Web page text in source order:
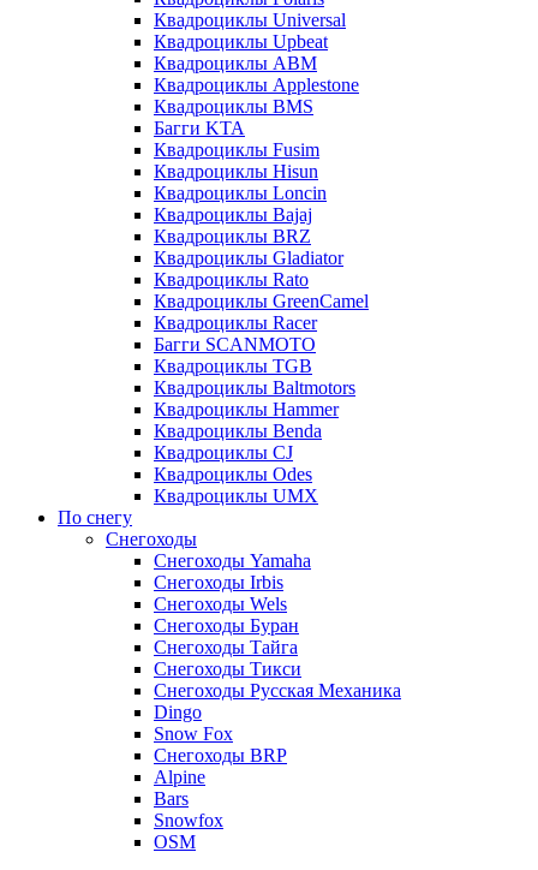
Квадроциклы Universal
Квадроциклы Upbeat
Квадроциклы ABM
Квадроциклы Applestone
Квадроциклы BMS
Багги KTA
Квадроциклы Fusim
Квадроциклы Hisun
Квадроциклы Loncin
Квадроциклы Bajaj
Квадроциклы BRZ
Квадроциклы Gladiator
Квадроциклы Rato
Квадроциклы GreenCamel
Квадроциклы Racer
Багги SCANMOTO
Квадроциклы TGB
Квадроциклы Baltmotors
Квадроциклы Hammer
Квадроциклы Benda
Квадроциклы CJ
Квадроциклы Odes
Квадроциклы UMX
По снегу
Снегоходы
Снегоходы Yamaha
Снегоходы Irbis
Снегоходы Wels
Снегоходы Буран
Снегоходы Тайга
Снегоходы Тикси
Снегоходы Русская Механика
Dingo
Snow Fox
Снегоходы BRP
Alpine
Bars
Snowfox
OSM